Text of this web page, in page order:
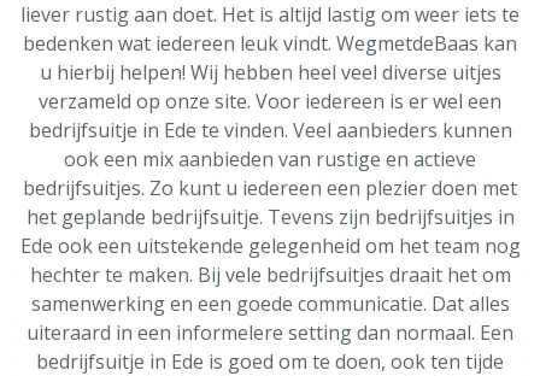
liever rustig aan doet. Het is altijd lastig om weer iets te
bedenken wat iedereen leuk vindt. WegmetdeBaas kan
u hierbij helpen! Wij hebben heel veel diverse uitjes
verzameld op onze site. Voor iedereen is er wel een
bedrijfsuitje in Ede te vinden. Veel aanbieders kunnen
ook een mix aanbieden van rustige en actieve
bedrijfsuitjes. Zo kunt u iedereen een plezier doen met
het geplande bedrijfsuitje. Tevens zijn bedrijfsuitjes in
Ede ook een uitstekende gelegenheid om het team nog
hechter te maken. Bij vele bedrijfsuitjes draait het om
samenwerking en een goede communicatie. Dat alles
uiteraard in een informelere setting dan normaal. Een
bedrijfsuitje in Ede is goed om te doen, ook ten tijde